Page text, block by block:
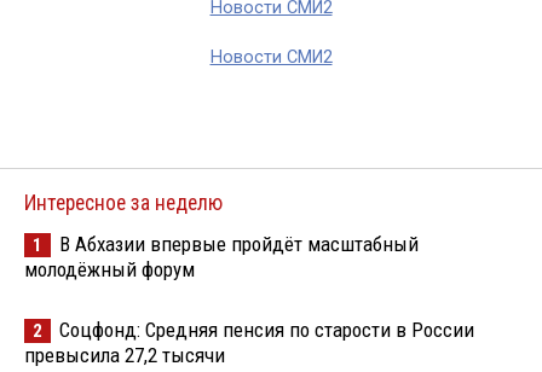
Новости СМИ2
Новости СМИ2
Интересное за неделю
1
В Абхазии впервые пройдёт масштабный
молодёжный форум
2
Соцфонд: Средняя пенсия по старости в России
превысила 27,2 тысячи